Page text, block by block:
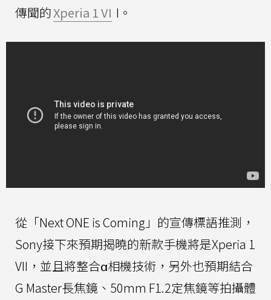
傳聞的Xperia 1 VI I。
從「Next ONE is Coming」的宣傳標語推測，
Sony接下來預期揭曉的新款手機將是Xperia 1
VII，並且將整合α相機技術，另外也預期結合
G Master長焦鏡、50mm F1.2定焦鏡等拍攝體